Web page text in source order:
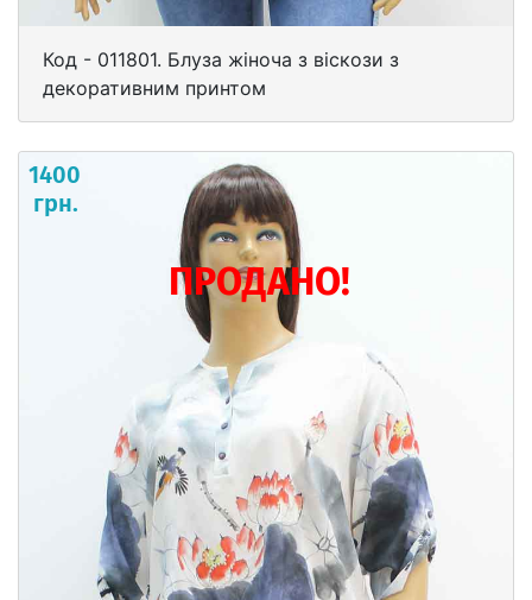
Код - 011801. Блуза жіноча з віскози з
декоративним принтом
1400
грн.
ПРОДАНО!